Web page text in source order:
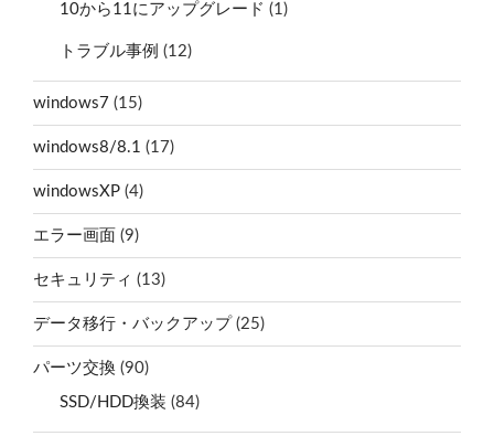
10から11にアップグレード (1)
トラブル事例 (12)
windows7 (15)
windows8/8.1 (17)
windowsXP (4)
エラー画面 (9)
セキュリティ (13)
データ移行・バックアップ(25)
パーツ交換 (90)
SSD/HDD換装 (84)